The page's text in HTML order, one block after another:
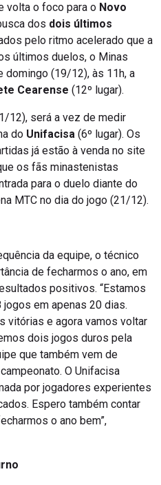
volta o foco para o Novo
dos dois últimos
pelo ritmo acelerado que a
últimos duelos, o Minas
domingo (19/12), às 11h, a
Cearense (12º lugar).
12), será a vez de medir
do Unifacisa (6º lugar). Os
já estão à venda no site
os fãs minastenistas
para o duelo diante do
MTC no dia do jogo (21/12).
da equipe, o técnico
de fecharmos o ano, em
positivos. “Estamos
em apenas 20 dias.
vitórias e agora vamos voltar
dois jogos duros pela
que também vem de
O Unifacisa
por jogadores experientes
Espero também contar
o ano bem”,